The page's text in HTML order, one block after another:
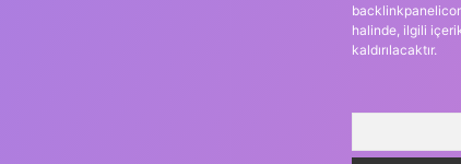
halinde, ilgili
kaldırılacaktır.